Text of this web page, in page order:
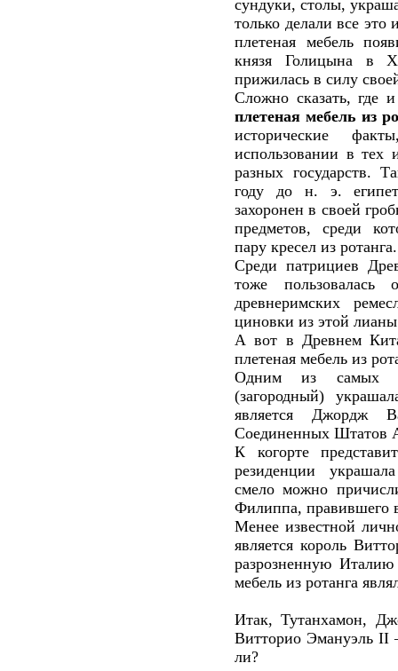
сундуки, столы,
только делали все это
плетеная мебель
князя Голицына в
прижилась в силу
Сложно сказать, где
плетеная мебель из
исторические
использовании в тех
разных государств.
году до н. э.
захоронен в своей
предметов, среди
пару кресел из ротанга.
Среди патрициев
тоже
древнеримских
циновки из этой
А вот в Древнем
плетеная мебель из
Одним из самых
(загородный)
является Джордж
Соединенных Штатов
К когорте
резиденции
смело можно
Филиппа, правившего
Менее известной
является король
разрозненную
мебель из ротанга
Итак, Тутанхамон,
Витторио Эмануэль II
ли?